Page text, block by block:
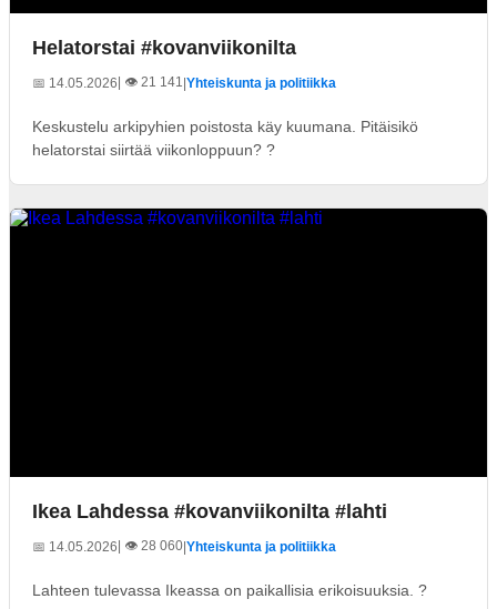
Helatorstai #kovanviikonilta
📅 14.05.2026| 👁️ 21 141 Yhteiskunta ja politiikka
Keskustelu arkipyhien poistosta käy kuumana. Pitäisikö
helatorstai siirtää viikonloppuun? ?
Ikea Lahdessa #kovanviikonilta #lahti
📅 14.05.2026| 👁️ 28 060 Yhteiskunta ja politiikka
Lahteen tulevassa Ikeassa on paikallisia erikoisuuksia. ?